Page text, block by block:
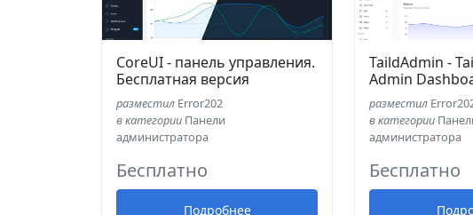
CoreUI - панель управления.
Бесплатная версия
разместил Error202
в категории Панели
администратора
Бесплатно
Подробнее
TaildAdmin -
Admin
разместил
в категории
администратора
Бесплатно